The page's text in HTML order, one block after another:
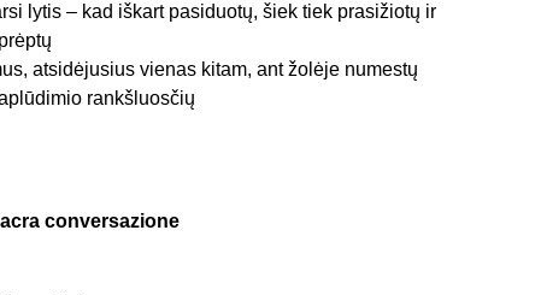
lytis – kad iškart pasiduotų, šiek tiek prasižiotų ir
atsidėjusius vienas kitam, ant žolėje numestų
rankšluosčių
conversazione